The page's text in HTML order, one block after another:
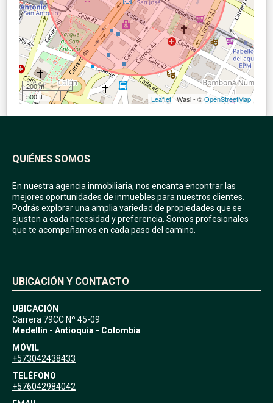
200 m
500 ft
Leaflet| Wasi - ©OpenStreetMap
QUIÉNES SOMOS
En nuestra agencia inmobiliaria, nos encanta encontrar las
mejores oportunidades de inmuebles para nuestros clientes.
Podrás explorar una amplia variedad de propiedades que se
ajusten a cada necesidad y preferencia. Somos profesionales
que te acompañamos en cada paso del camino.
UBICACIÓN Y CONTACTO
UBICACIÓN
Carrera 79CC Nº 45-09
Medellín - Antioquia - Colombia
MÓVIL
+573042438433
TELÉFONO
+576042984042